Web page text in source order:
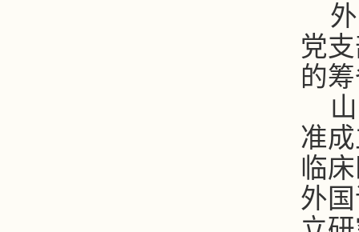
党
的
准
临
外